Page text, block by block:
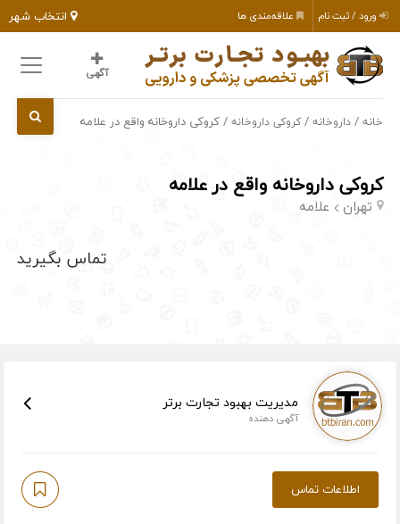
انتخاب شهر ورود / ثبت نام علاقه‌مندی ها
آگهی
خانه /داروخانه /کروکی داروخانه / کروکی داروخانه واقع در علامه
کروکی داروخانه واقع در علامه
تهران علامه
تماس بگیرید
مدیریت بهبود تجارت برتر
آگهی دهنده
اطلاعات تماس